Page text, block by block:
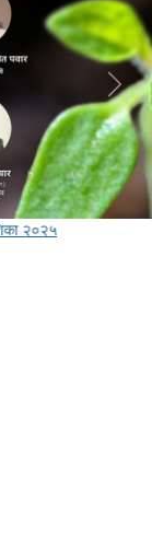
Next